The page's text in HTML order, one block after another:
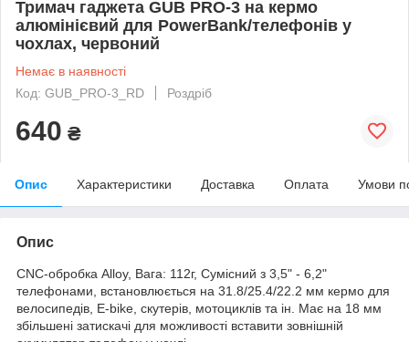
Тримач гаджета GUB PRO-3 на кермо
алюмінієвий для PowerBank/телефонів у
чохлах, червоний
Немає в наявності
Код: GUB_PRO-3_RD
Роздріб
640 ₴
Опис Характеристики Доставка Оплата Умови
Опис
CNC-обробка Alloy, Вага: 112г, Сумісний з 3,5" - 6,2"
телефонами, встановлюється на 31.8/25.4/22.2 мм кермо для
велосипедів, Е-bike, скутерів, мотоциклів та ін. Має на 18 мм
збільшені затискачі для можливості вставити зовнішній